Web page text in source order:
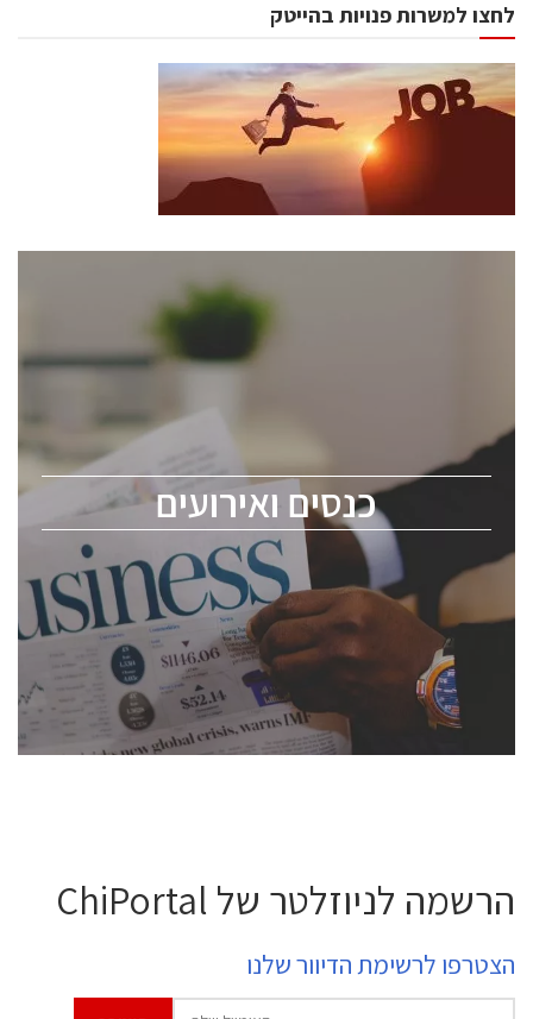
לחצו למשרות פנויות בהייטק
כנסים ואירועים
כנסים ואירועים
לכל העוסקים בתעשיית הסמיקונדקטור כולל מהנדסים,
ChipEx2026 will be held on May 12-13, 2026. The
conference is intended for everyone involved in the
semiconductor industry, including engineers,
professional experts, and senior executives.
לחץ לפרטים
הרשמה לניוזלטר של ChiPortal
הצטרפו לרשימת הדיוור שלנו